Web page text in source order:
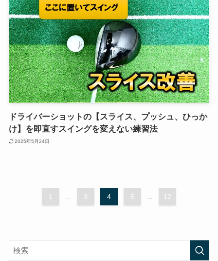
ドライバーショットの【スライス、プッシュ、ひっか
け】を即直すスイングを変えない練習法
2025年5月24日
1 ... 3 4 5 ... 12